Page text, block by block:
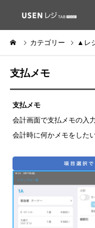
カテゴリー ▲レ
支払メモ
支払メモ
会計画面で支払メモの入
会計時に何かメモをした